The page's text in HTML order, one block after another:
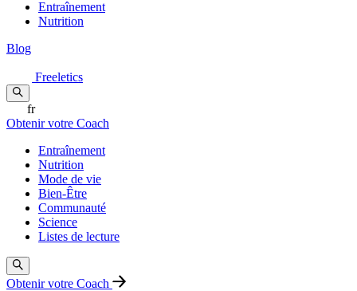
Entraînement
Nutrition
Blog
Freeletics
fr
Obtenir votre Coach
Entraînement
Nutrition
Mode de vie
Bien-Être
Communauté
Science
Listes de lecture
Obtenir votre Coach